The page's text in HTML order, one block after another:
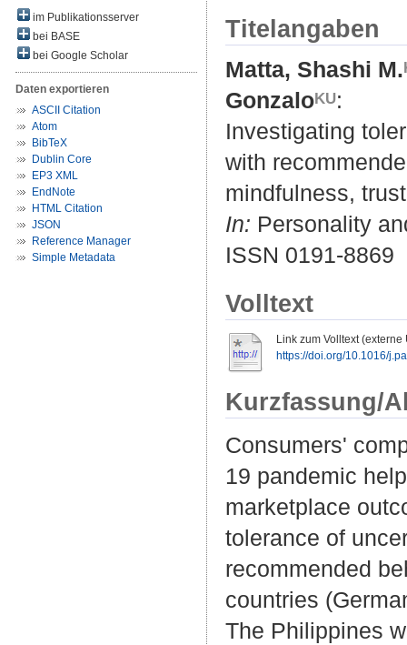
im Publikationsserver
bei BASE
bei Google Scholar
Daten exportieren
ASCII Citation
Atom
BibTeX
Dublin Core
EP3 XML
EndNote
HTML Citation
JSON
Reference Manager
Simple Metadata
Titelangaben
Matta, Shashi M.
Gonzalo
:
Investigating
with
mindfulness,
In: Personality
ISSN 0191-8869
Volltext
Link zum Volltext (externe
https://doi.org/10.1016/
Kurzfassung/
Consumers'
19 pandemic
marketplace
tolerance of
recommended
countries
The Philippines